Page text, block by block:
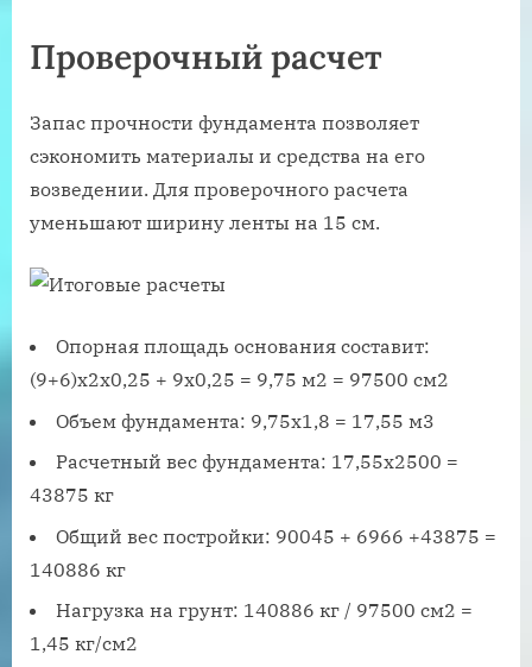
Проверочный расчет
Запас прочности фундамента позволяет
сэкономить материалы и средства на его
возведении. Для проверочного расчета
уменьшают ширину ленты на 15 см.
Опорная площадь основания составит:
(9+6)х2х0,25 + 9х0,25 = 9,75 м2 = 97500 см2
Объем фундамента: 9,75х1,8 = 17,55 м3
Расчетный вес фундамента: 17,55х2500 =
43875 кг
Общий вес постройки: 90045 + 6966 +43875 =
140886 кг
Нагрузка на грунт: 140886 кг / 97500 см2 =
1,45 кг/см2